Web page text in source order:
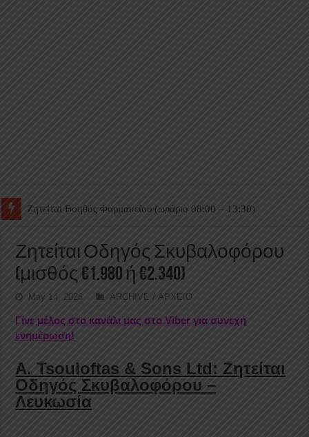
Ζητείται Βοηθός Θαλάμου
Ζητείται Οδηγός Σκυβαλοφόρου
(μισθός €1.980 ή €2.340)
May 14, 2026 ARCHIVE / ΑΡΧΕΙΟ
Γίνε μέλος στο κανάλι μας στο Viber για συνεχή
ενημέρωση!
A. Tsouloftas & Sons Ltd: Ζητείται
Οδηγός Σκυβαλοφόρου –
Λευκωσία